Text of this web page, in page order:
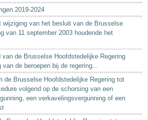
2019-2024
wijziging van het besluit van de Brusselse
van 11 september 2003 houdende het
van de Brusselse Hoofdstedelijke Regering
de beroepen bij de regering...
de Brusselse Hoofdstedelijke Regering tot
volgend op de schorsing van een
een verkavelingsvergunning of een